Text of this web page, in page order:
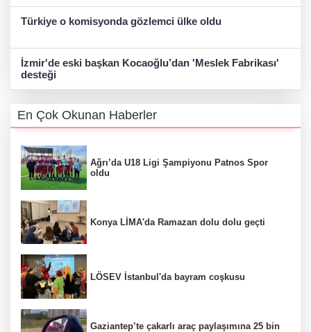
Türkiye o komisyonda gözlemci ülke oldu
İzmir'de eski başkan Kocaoğlu’dan 'Meslek Fabrikası'
desteği
En Çok Okunan Haberler
Ağrı’da U18 Ligi Şampiyonu Patnos Spor
oldu
Konya LİMA'da Ramazan dolu dolu geçti
LÖSEV İstanbul'da bayram coşkusu
Gaziantep’te çakarlı araç paylaşımına 25 bin